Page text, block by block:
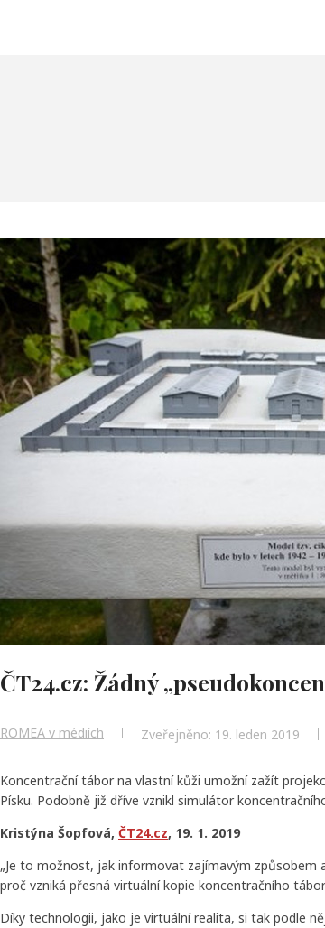
ČT24.cz: Žádný
ROMEA v médiích Zveřejněno: 19. leden 2019
Koncentrační tábor na vlastní kůži umožní zažít
Písku. Podobně již dříve vznikl simulátor
Kristýna Šopfová, ČT24.cz, 19. 1. 2019
„Je to možnost, jak informovat zajímavým způsobem
proč vzniká přesná virtuální kopie koncentračního
Díky technologii, jako je virtuální realita, si tak podle